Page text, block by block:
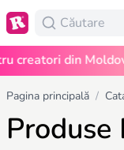
din Moldova
Pagina principală /
Produse